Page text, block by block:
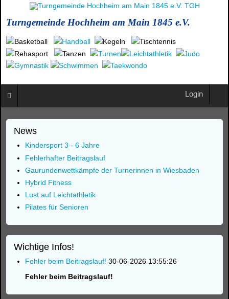
Turngemeinde Hochheim am Main 1845 e.V.
Login
News
Kindersport 3 - 6 Jahre
Fehlerhafter Beitragslauf
Gaurundenwettkämpfe der Turnerinnen in Wiesbaden
Hybrid Fitness
Lust auf Leichtathletik
Pilates für Senioren
Wichtige Infos!
Fehler beim Beitragslauf! 30-06-2026 13:55:26
Fehler beim Beitragslauf!